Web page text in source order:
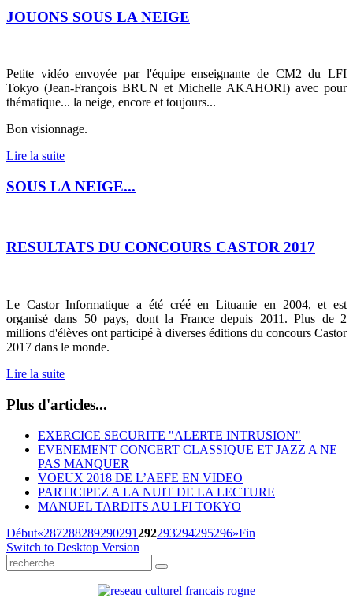
JOUONS SOUS LA NEIGE
Petite vidéo envoyée par l'équipe enseignante de CM2 du LFI
Tokyo (Jean-François BRUN et Michelle AKAHORI) avec pour
thématique... la neige, encore et toujours...
Bon visionnage.
Lire la suite
SOUS LA NEIGE...
RESULTATS DU CONCOURS CASTOR 2017
Le Castor Informatique a été créé en Lituanie en 2004, et est
organisé dans 50 pays, dont la France depuis 2011. Plus de 2
millions d'élèves ont participé à diverses éditions du concours Castor
2017 dans le monde.
Lire la suite
Plus d'articles...
EXERCICE SECURITE "ALERTE INTRUSION"
EVENEMENT CONCERT CLASSIQUE ET JAZZ A NE
PAS MANQUER
VOEUX 2018 DE L’AEFE EN VIDEO
PARTICIPEZ A LA NUIT DE LA LECTURE
MANUEL TARDITS AU LFI TOKYO
Début«287288289290291292293294295296»Fin
Switch to Desktop Version